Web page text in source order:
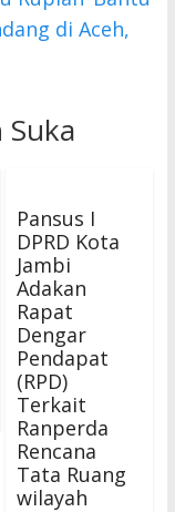
di Aceh,
Pansus I
DPRD Kota
Jambi
Adakan
Rapat
Dengar
Pendapat
(RPD)
Terkait
Ranperda
Rencana
Tata Ruang
wilayah